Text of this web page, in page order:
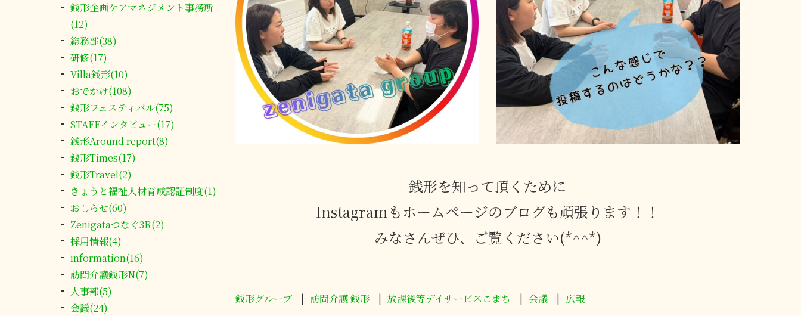
銭形企画ケアマネジメント事務所
(12)
総務部(38)
研修(17)
Villa銭形(10)
おでかけ(108)
銭形フェスティバル(75)
STAFFインタビュー(17)
銭形Around report(8)
銭形Times(17)
銭形Travel(2)
きょうと福祉人材育成認証制度(1)
おしらせ(60)
Zenigataつなぐ3R(2)
採用情報(4)
information(16)
訪問介護銭形N(7)
人事部(5)
会議(24)
銭形を知って頂くために
Instagramもホームページのブログも頑張ります！！
みなさんぜひ、ご覧ください(*^^*)
銭形グループ 訪問介護 銭形 放課後等デイサービスこまち 会議 広報